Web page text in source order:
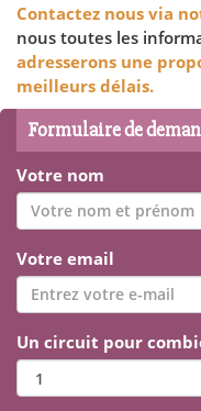
Contactez nous via
nous toutes les
adresserons une
meilleurs délais.
Formulaire de
Votre nom
Votre email
Un circuit pour